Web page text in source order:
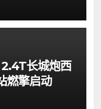
长城炮西
燃擎启动